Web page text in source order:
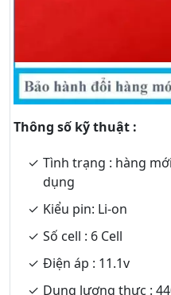
Thông số kỹ thuật :
Tình trạng : hàng
dụng
Kiểu pin: Li-on
Số cell : 6 Cell
Điện áp : 11.1v
Dung lượng thực :